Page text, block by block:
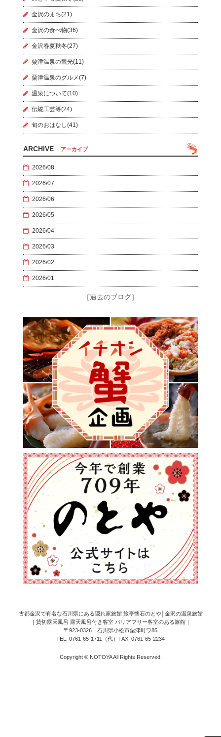
金沢のまち(21)
金沢の食べ物(36)
金沢春夏秋冬(27)
粟津温泉の観光(11)
粟津温泉のグルメ(7)
温泉について(10)
伝統工芸等(24)
旬のおはなし(41)
ARCHIVE アーカイブ
2026/08
2026/07
2026/06
2026/05
2026/04
2026/03
2026/02
2026/01
［過去のブログ］
古都金沢で有名な石川県にある隠れ家旅館 旅亭懐石のとや│金沢の温泉旅館
｜貸切露天風呂 露天風呂付き客室 バリアフリー客室のある旅館｜
〒923-0326 石川県小松市粟津町ワ85
TEL. 0761-65-1711（代）FAX. 0761-65-2234
Copyright © NOTOYA All Rights Reserved.